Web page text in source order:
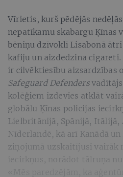
Vīrietis, kurš pēdējās
nepatīkamu skabargu Ķīnas
bēniņu dzīvoklī Lisabonā
kafiju un aizdedzina cigareti.
ir cilvēktiesību aizsardzības
Safeguard Defenders
kolēģiem izdevies atklāt
globālu Ķīnas policijas
Lielbritānijā, Spānijā, Itālijā,
Nīderlandē, kā arī Kanādā un
ziņojumā uzskaitījusi vairāk
iecirkņus, norādot tālruņa